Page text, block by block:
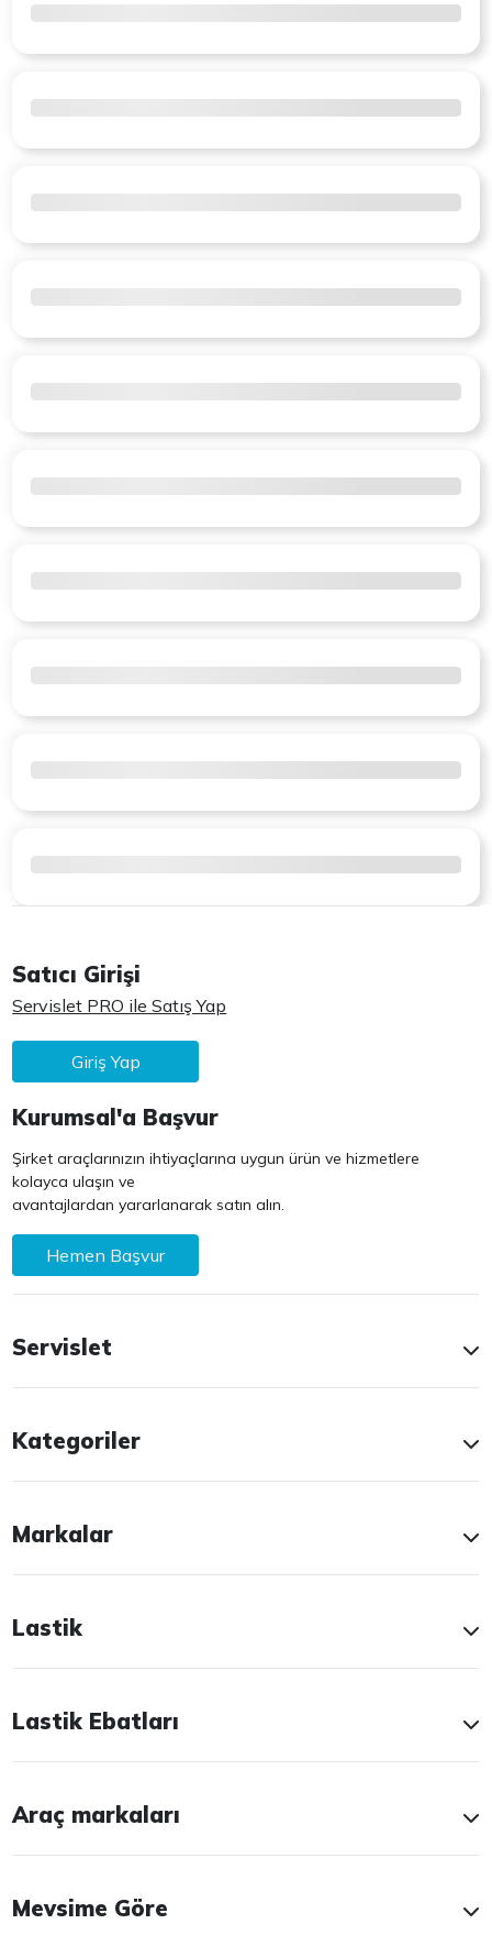
Satıcı Girişi
Servislet PRO ile Satış Yap
Giriş Yap
Kurumsal'a Başvur
Şirket araçlarınızın ihtiyaçlarına uygun ürün ve hizmetlere
kolayca ulaşın ve
avantajlardan yararlanarak satın alın.
Hemen Başvur
Servislet
Kategoriler
Markalar
Lastik
Lastik Ebatları
Araç markaları
Mevsime Göre